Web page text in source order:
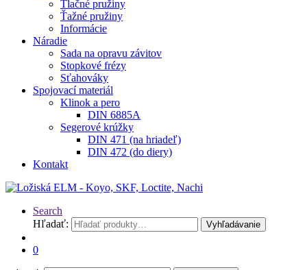
Tlačné pružiny
Ťažné pružiny
Informácie
Náradie
Sada na opravu závitov
Stopkové frézy
Sťahováky
Spojovací materiál
Klinok a pero
DIN 6885A
Segerové krúžky
DIN 471 (na hriadeľ)
DIN 472 (do diery)
Kontakt
Search
Hľadať:
Vyhľadávanie
0